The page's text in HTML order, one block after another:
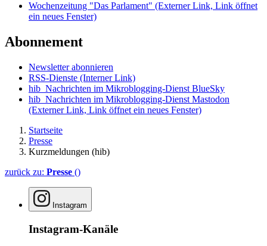
Wochenzeitung "Das Parlament" (Externer Link, Link öffnet
ein neues Fenster)
Abonnement
Newsletter abonnieren
RSS-Dienste (Interner Link)
hib_Nachrichten im Mikroblogging-Dienst BlueSky
hib_Nachrichten im Mikroblogging-Dienst Mastodon
(Externer Link, Link öffnet ein neues Fenster)
Startseite
Presse
Kurzmeldungen (hib)
zurück zu: Presse ()
Instagram
Instagram-Kanäle